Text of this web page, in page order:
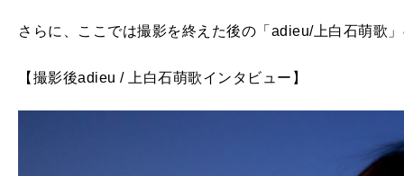
さらに、ここでは撮影を終えた後の「adieu/上白石萌歌
【撮影後adieu / 上白石萌歌インタビュー】